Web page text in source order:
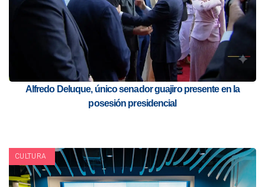
Alfredo Deluque, único senador guajiro presente en la
posesión presidencial
CULTURA